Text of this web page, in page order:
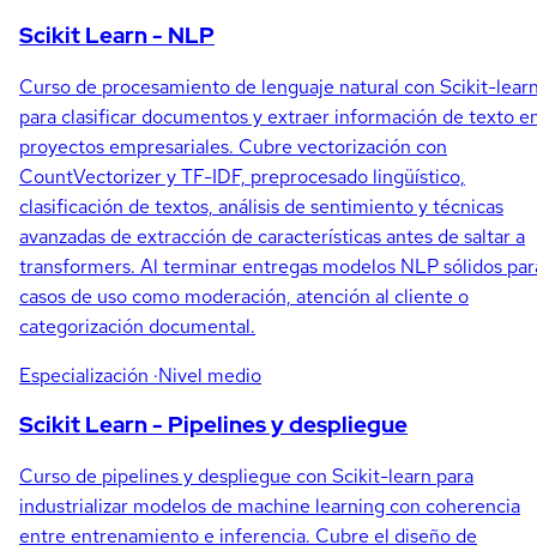
Scikit Learn - NLP
Curso de procesamiento de lenguaje natural con Scikit-
para clasificar documentos y extraer información de texto
proyectos empresariales. Cubre vectorización con
CountVectorizer y TF-IDF, preprocesado lingüístico,
clasificación de textos, análisis de sentimiento y técnicas
avanzadas de extracción de características antes de saltar a
transformers. Al terminar entregas modelos NLP sólidos
casos de uso como moderación, atención al cliente o
categorización documental.
Especialización ·Nivel medio
Scikit Learn - Pipelines y despliegue
Curso de pipelines y despliegue con Scikit-learn para
industrializar modelos de machine learning con coherencia
entre entrenamiento e inferencia. Cubre el diseño de